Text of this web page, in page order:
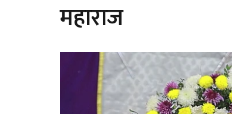
महाराज